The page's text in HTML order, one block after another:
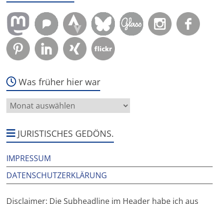
Was früher hier war
Was
früher
warJURISTISCHES GEDÖNS.
IMPRESSUM
DATENSCHUTZERKLÄRUNG
Disclaimer: Die Subheadline im Header habe ich aus